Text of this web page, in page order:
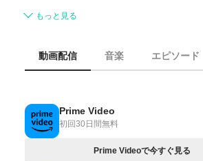
もっと見る
動画配信 音楽 エピソード
Prime Video
初回30日間無料
Prime Videoで今すぐ見る